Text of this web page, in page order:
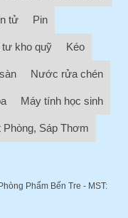
tử Pin
tư kho quỹ Kéo
Nước rửa chén
Máy tính học sinh
Phòng, Sáp Thơm
Phẩm Bến Tre - MST: